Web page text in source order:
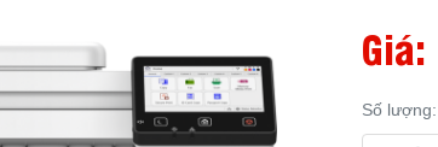
Giá:
Số lượng: